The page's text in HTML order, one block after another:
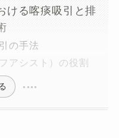
ける喀痰吸引と排
の手法
アシスト）の役割